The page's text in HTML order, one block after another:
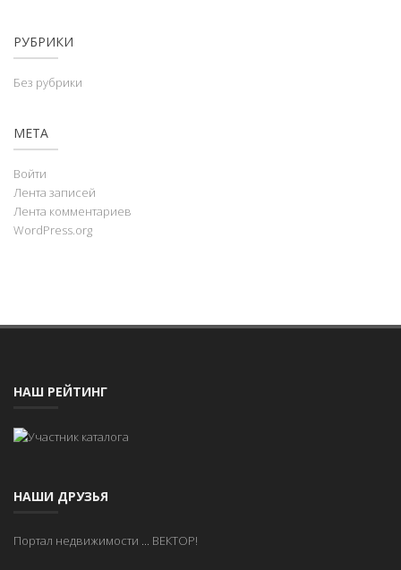
РУБРИКИ
Без рубрики
МЕТА
Войти
Лента записей
Лента комментариев
WordPress.org
НАШ РЕЙТИНГ
НАШИ ДРУЗЬЯ
Портал недвижимости ... ВЕКТОР!